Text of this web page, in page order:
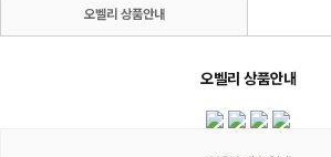
오벨리 상품안내
오벨리 상품안내